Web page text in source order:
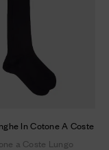
In Cotone A Coste
a Coste Lungo